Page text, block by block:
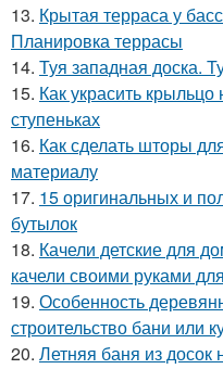
13. Крытая терраса у
Планировка террасы
14. Туя западная доска.
15. Как украсить
ступеньках
16. Как сделать шторы
материалу
17. 15 оригинальных и
бутылок
18. Качели детские для
качели своими руками
19. Особенность
строительство бани или
20. Летняя баня из досок